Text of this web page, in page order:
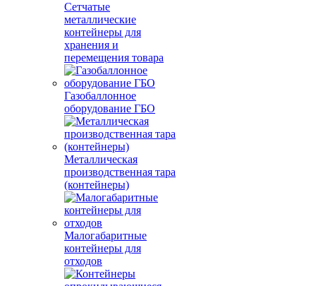
Сетчатые
металлические
контейнеры для
хранения и
перемещения товара
Газобаллонное
оборудование ГБО
Металлическая
производственная тара
(контейнеры)
Малогабаритные
контейнеры для
отходов